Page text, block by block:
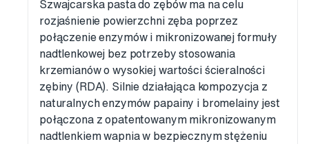
Szwajcarska pasta do zębów ma na celu
rozjaśnienie powierzchni zęba poprzez
połączenie enzymów i mikronizowanej formuły
nadtlenkowej bez potrzeby stosowania
krzemianów o wysokiej wartości ścieralności
zębiny (RDA). Silnie działająca kompozycja z
naturalnych enzymów papainy i bromelainy jest
połączona z opatentowanym mikronizowanym
nadtlenkiem wapnia w bezpiecznym stężeniu